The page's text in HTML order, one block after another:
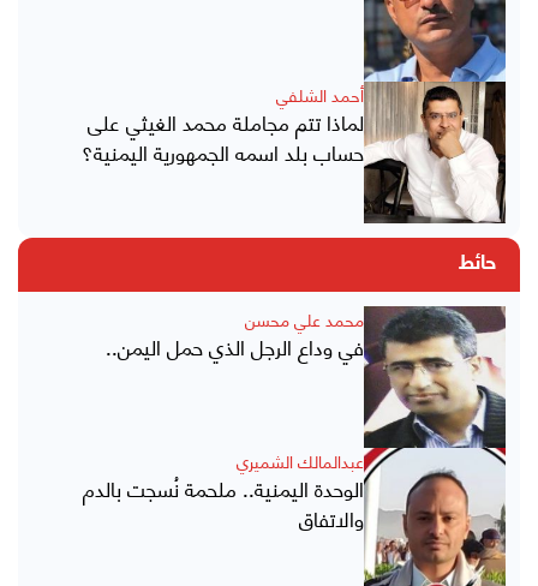
أحمد الشلفي
لماذا تتم مجاملة محمد الغيثي على
حساب بلد اسمه الجمهورية اليمنية؟
حائط
محمد علي محسن
في وداع الرجل الذي حمل اليمن..
عبدالمالك الشميري
الوحدة اليمنية.. ملحمة نُسجت بالدم
والاتفاق